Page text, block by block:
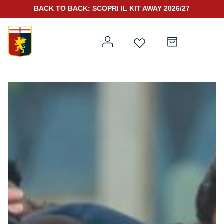
Prima squadra
Genoa for Special
Rappresentanza
Kit Gara 25/26
BACK TO BACK: SCOPRI IL KIT AWAY 2026/27